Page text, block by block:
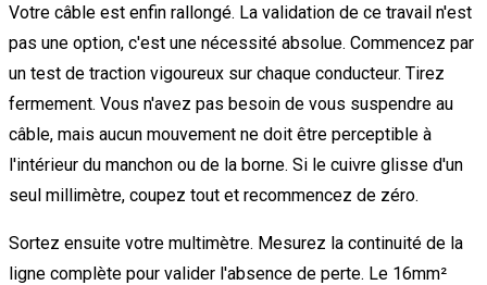
Votre câble est enfin rallongé. La validation de ce travail n'est
pas une option, c'est une nécessité absolue. Commencez par
un test de traction vigoureux sur chaque conducteur. Tirez
fermement. Vous n'avez pas besoin de vous suspendre au
câble, mais aucun mouvement ne doit être perceptible à
l'intérieur du manchon ou de la borne. Si le cuivre glisse d'un
seul millimètre, coupez tout et recommencez de zéro.
Sortez ensuite votre multimètre. Mesurez la continuité de la
ligne complète pour valider l'absence de perte. Le 16mm²